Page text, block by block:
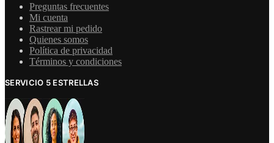
Preguntas frecuentes
Mi cuenta
Rastrear mi pedido
Quienes somos
Política de privacidad
Términos y condiciones
SERVICIO 5 ESTRELLAS